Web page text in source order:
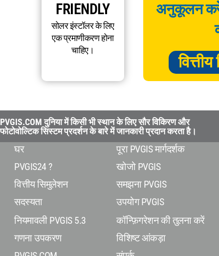
FRIENDLY
सोलर इंस्टॉलर के लिए
एक प्रमाणीकरण होना
चाहिए।
अनुकूलन
PVGIS.COM दुनिया में किसी भी स्थान के लिए सौर विकिरण और
फोटोवोल्टिक सिस्टम प्रदर्शन के बारे में जानकारी प्रदान करता है।
घर
PVGIS24 ?
वित्तीय सिमुलेशन
सदस्यता
नियमावली PVGIS 5.3
गणना उपकरण
पूरा PVGIS मार्गदर्शक
खोजो PVGIS
समझना PVGIS
उपयोग PVGIS
कॉन्फ़िगरेशन की तुलना करें
विशिष्ट आंकड़ा